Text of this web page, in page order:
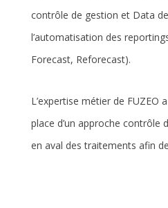
contrôle de gestion et Data de
l’automatisation des
Forecast, Reforecast).
L’expertise métier de FUZEO
place d’un approche contrôle
en aval des traitements afin